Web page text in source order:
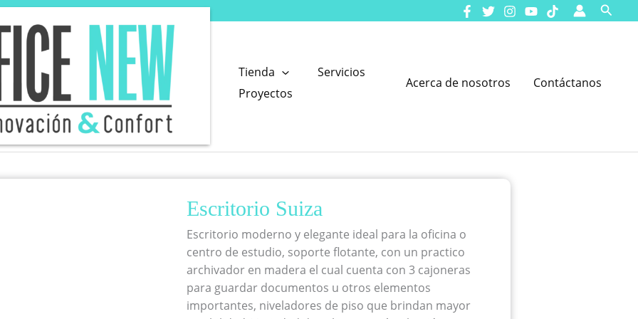
Tienda
Servicios
Proyectos
Acerca de nosotros Contáctanos
Escritorio Suiza
Escritorio moderno y elegante ideal para la oficina o
centro de estudio, soporte flotante, con un practico
archivador en madera el cual cuenta con 3 cajoneras
para guardar documentos u otros elementos
importantes, niveladores de piso que brindan mayor